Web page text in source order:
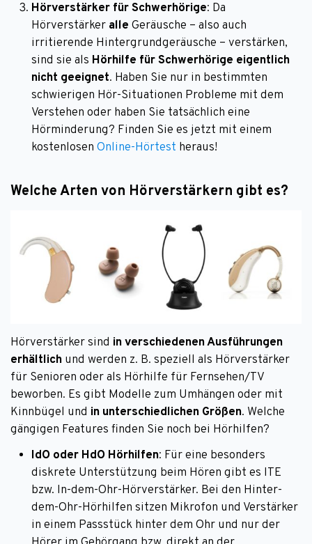
Hörverstärker für Schwerhörige: Da
Hörverstärker alle Geräusche – also auch
irritierende Hintergrundgeräusche – verstärken,
sind sie als Hörhilfe für Schwerhörige eigentlich
nicht geeignet. Haben Sie nur in bestimmten
schwierigen Hör-Situationen Probleme mit dem
Verstehen oder haben Sie tatsächlich eine
Hörminderung? Finden Sie es jetzt mit einem
kostenlosen Online-Hörtest heraus!
Welche Arten von Hörverstärkern gibt es?
Hörverstärker sind in verschiedenen Ausführungen
erhältlich und werden z. B. speziell als Hörverstärker
für Senioren oder als Hörhilfe für Fernsehen/TV
beworben. Es gibt Modelle zum Umhängen oder mit
Kinnbügel und in unterschiedlichen Größen. Welche
gängigen Features finden Sie noch bei Hörhilfen?
IdO oder HdO Hörhilfen: Für eine besonders
diskrete Unterstützung beim Hören gibt es ITE
bzw. In-dem-Ohr-Hörverstärker. Bei den Hinter-
dem-Ohr-Hörhilfen sitzen Mikrofon und Verstärker
in einem Passstück hinter dem Ohr und nur der